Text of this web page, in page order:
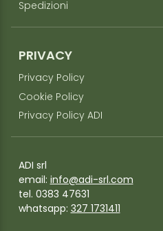
Spedizioni
PRIVACY
Privacy Policy
Cookie Policy
Privacy Policy ADI
ADI srl
email: info@adi-srl.com
tel. 0383 47631
whatsapp: 327 1731411